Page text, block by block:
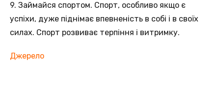
9. Займайся спортом. Спорт, особливо якщо є
успіхи, дуже піднімає впевненість в собі і в своїх
силах. Спорт розвиває терпіння і витримку.
Джерело